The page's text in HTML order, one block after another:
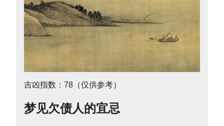
吉凶指数：78（仅供参考）
梦见欠债人的宜忌